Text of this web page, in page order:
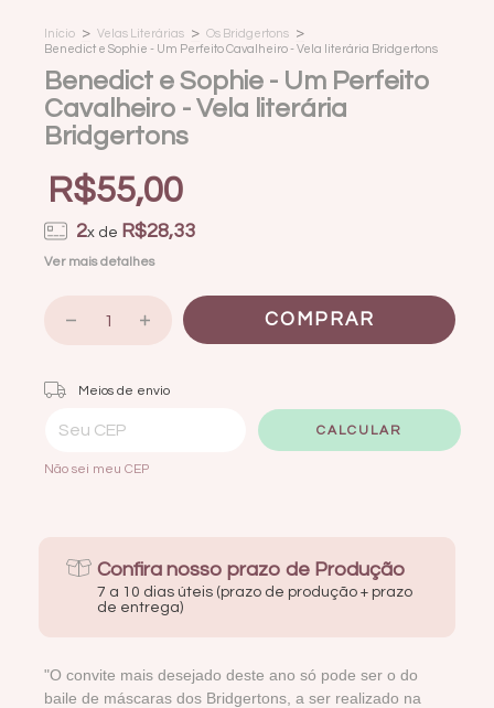
Início > Velas Literárias > Os Bridgertons >
Benedict e Sophie - Um Perfeito Cavalheiro - Vela literária Bridgertons
Benedict e Sophie - Um Perfeito
Cavalheiro - Vela literária
Bridgertons
R$55,00
2x de R$28,33
Ver mais detalhes
Entregas para o CEP:
Meios de envio
CALCULAR
Não sei meu CEP
Confira nosso prazo de Produção
7 a 10 dias úteis (prazo de produção + prazo
de entrega)
"O convite mais desejado deste ano só pode ser o do
baile de máscaras dos Bridgertons, a ser realizado na